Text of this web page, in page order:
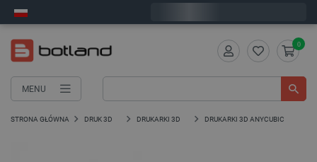
MENU
0
STRONA GŁÓWNA DRUK 3D DRUKARKI 3D DRUKARKI 3D ANYCUBIC